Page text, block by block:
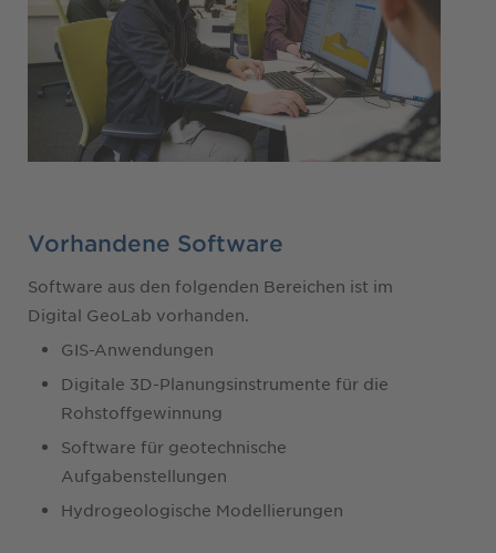
Vorhandene Software
Software aus den folgenden Bereichen ist im
Digital GeoLab vorhanden.
GIS-Anwendungen
Digitale 3D-Planungsinstrumente für die
Rohstoffgewinnung
Software für geotechnische
Aufgabenstellungen
Hydrogeologische Modellierungen